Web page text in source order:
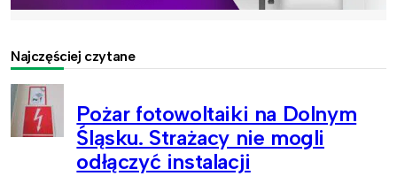
Najczęściej czytane
Pożar fotowoltaiki na Dolnym
Śląsku. Strażacy nie mogli
odłączyć instalacji